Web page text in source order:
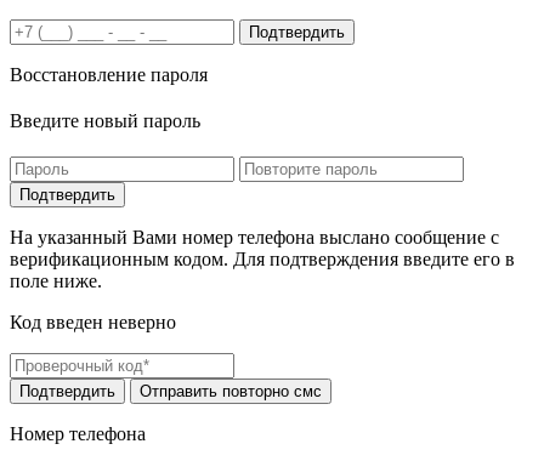
Подтвердить
Восстановление пароля
Введите новый пароль
На указанный Вами номер телефона выслано сообщение с
верификационным кодом. Для подтверждения введите его в
поле ниже.
Код введен неверно
Номер телефона